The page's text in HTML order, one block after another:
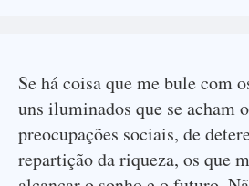
Se há coisa que me bule com
uns iluminados que se acham
preocupações sociais, de
repartição da riqueza, os que